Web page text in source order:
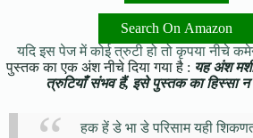
Search On Amazon
यदि इस पेज में कोई त्रुटी हो तो कृपया नीचे
पुस्तक का एक अंश नीचे दिया गया है : यह अंश
त्रुटियाँ संभव हैं, इसे पुस्तक का हिस्सा न
हक हें डे भा डे परिसाम यही